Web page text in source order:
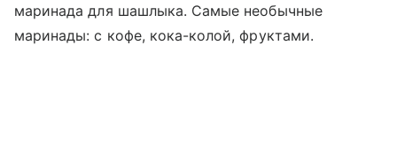
маринада для шашлыка. Самые необычные
маринады: с кофе, кока-колой, фруктами.